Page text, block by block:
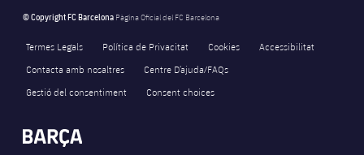
© Copyright FC Barcelona Pàgina Oficial del FC Barcelona
Termes Legals Política de Privacitat Cookies
Accessibilitat
Contacta amb nosaltres
Centre D’ajuda/FAQs
Gestió del consentiment
Consent choices